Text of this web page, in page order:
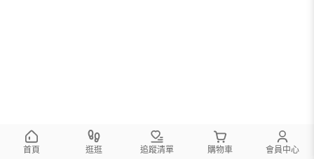
首頁 逛逛 追蹤清單 購物車 會員中心